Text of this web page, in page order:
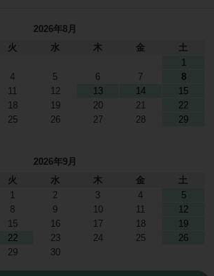
2026年8月
火 水 木 金
土
1
4 5 6 7
8
11 12 13 14
15
18 19 20 21
22
25 26 27 28
29
2026年9月
火 水 木 金
土
1
2 3 4
5
8 9 10 11
12
15 16 17 18
19
22 23 24 25
26
29 30